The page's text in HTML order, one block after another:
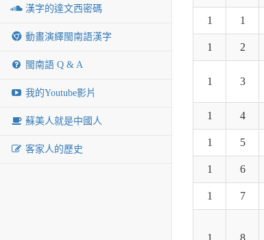
漢字的達文西密碼
動畫演繹閩南語漢字
閩南語 Q & A
我的Youtube影片
蘇美人就是中國人
客家人的歷史
1 1
1 2
1 3
1 4
1 5
1 6
1 7
1 8